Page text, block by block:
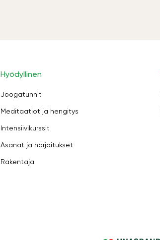
Hyödyllinen
Joogatunnit
Meditaatiot ja hengitys
Intensiivikurssit
Asanat ja harjoitukset
Rakentaja